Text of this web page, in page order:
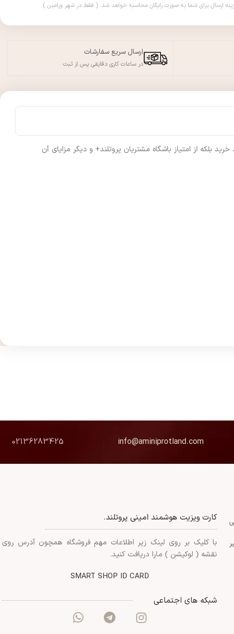
ارسال سریع سفارشات
در ساعات کاری دقایقی پس از ثبت
از امتیاز باشگاه مشتریان پروتلند+ و دیگر مزایای آن
info@aminiprotland.com
02136283425
کارت ویزیت هوشمند امینی پروتلند.
با کلیک بر روی لینک زیر اطلاعات مهم فروشگاه همچون آدرس روی
نقشه ( لوکیشن ) مارا دریافت کنید.
SMART SHOP ID CARD
شبکه های اجتماعی